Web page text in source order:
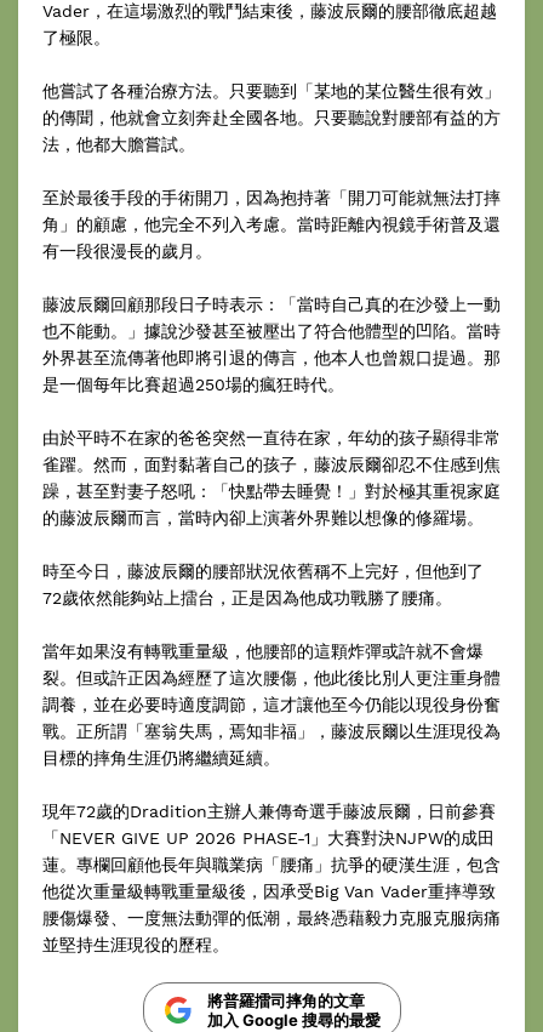
Vader，在這場激烈的戰鬥結束後，藤波辰爾的腰部徹底超越
了極限。
他嘗試了各種治療方法。只要聽到「某地的某位醫生很有效」
的傳聞，他就會立刻奔赴全國各地。只要聽說對腰部有益的方
法，他都大膽嘗試。
至於最後手段的手術開刀，因為抱持著「開刀可能就無法打摔
角」的顧慮，他完全不列入考慮。當時距離內視鏡手術普及還
有一段很漫長的歲月。
藤波辰爾回顧那段日子時表示：「當時自己真的在沙發上一動
也不能動。」據說沙發甚至被壓出了符合他體型的凹陷。當時
外界甚至流傳著他即將引退的傳言，他本人也曾親口提過。那
是一個每年比賽超過250場的瘋狂時代。
由於平時不在家的爸爸突然一直待在家，年幼的孩子顯得非常
雀躍。然而，面對黏著自己的孩子，藤波辰爾卻忍不住感到焦
躁，甚至對妻子怒吼：「快點帶去睡覺！」對於極其重視家庭
的藤波辰爾而言，當時內卻上演著外界難以想像的修羅場。
時至今日，藤波辰爾的腰部狀況依舊稱不上完好，但他到了
72歲依然能夠站上擂台，正是因為他成功戰勝了腰痛。
當年如果沒有轉戰重量級，他腰部的這顆炸彈或許就不會爆
裂。但或許正因為經歷了這次腰傷，他此後比別人更注重身體
調養，並在必要時適度調節，這才讓他至今仍能以現役身份奮
戰。正所謂「塞翁失馬，焉知非福」，藤波辰爾以生涯現役為
目標的摔角生涯仍將繼續延續。
現年72歲的Dradition主辦人兼傳奇選手藤波辰爾，日前參賽
「NEVER GIVE UP 2026 PHASE-1」大賽對決NJPW的成田
蓮。專欄回顧他長年與職業病「腰痛」抗爭的硬漢生涯，包含
他從次重量級轉戰重量級後，因承受Big Van Vader重摔導致
腰傷爆發、一度無法動彈的低潮，最終憑藉毅力克服克服病痛
並堅持生涯現役的歷程。
將普羅擂司摔角的文章
加入 Google 搜尋的最愛